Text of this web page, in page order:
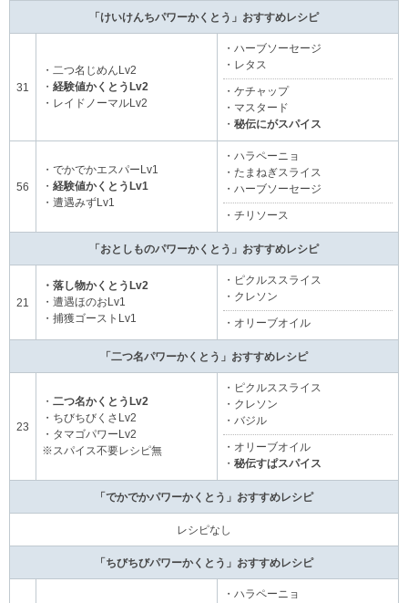
「けいけんちパワーかくとう」おすすめレシピ
31
・二つ名じめんLv2
・ 経験値かくとうLv2
・レイドノーマルLv2
・ハーブソーセージ
・レタス
・ケチャップ
・マスタード
・ 秘伝にがスパイス
56
・でかでかエスパーLv1
・ 経験値かくとうLv1
・遭遇みずLv1
・ハラペーニョ
・たまねぎスライス
・ハーブソーセージ
・チリソース
「おとしものパワーかくとう」おすすめレシピ
21
・落し物かくとうLv2
・遭遇ほのおLv1
・捕獲ゴーストLv1
・ピクルススライス
・クレソン
・オリーブオイル
「二つ名パワーかくとう」おすすめレシピ
23
・ 二つ名かくとうLv2
・ちびちびくさLv2
・タマゴパワーLv2
※スパイス不要レシピ無
・ピクルススライス
・クレソン
・バジル
・オリーブオイル
・ 秘伝すぱスパイス
「でかでかパワーかくとう」おすすめレシピ
レシピなし
「ちびちびパワーかくとう」おすすめレシピ
・ハラペーニョ